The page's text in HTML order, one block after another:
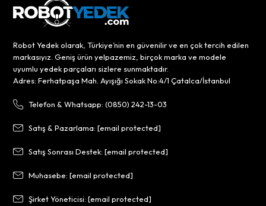
Robot Yedek olarak, Türkiye’nin en güvenilir ve en çok tercih edilen
markasıyız. Geniş ürün yelpazemiz, birçok marka ve modele
uyumlu yedek parçaları sizlere sunmaktadır.
Adres: Ferhatpaşa Mah. Ayışığı Sokak No:4/1 Çatalca/İstanbul
Telefon & Whatsapp: (0850) 242-13-03
Satış & Pazarlama:[email protected]
Satış Sonrası Destek:[email protected]
Muhasebe:[email protected]
Şirket Yöneticisi:[email protected]